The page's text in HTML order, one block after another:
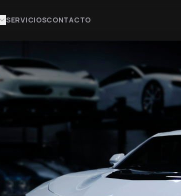
SERVICIOSCONTACTO